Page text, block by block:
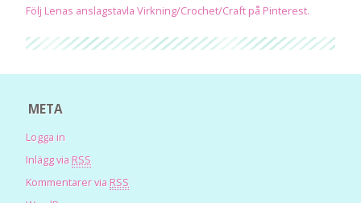
Följ Lenas anslagstavla Virkning/Crochet/Craft på Pinterest.
META
Logga in
Inlägg via RSS
Kommentarer via RSS